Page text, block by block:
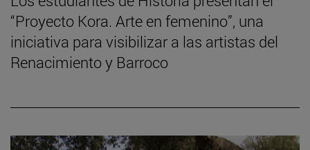
“Proyecto Kora. Arte en femenino”, una
iniciativa para visibilizar a las artistas del
Renacimiento y Barroco